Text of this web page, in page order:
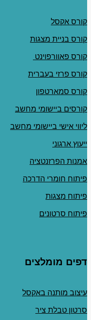
קורס אקסל
קורס בניית מצגות
קורס פאוורפוינט
קורס פרזי בעברית
קורס סמארטפון
קורסים ביישומי מחשב
ליווי אישי ביישומי מחשב
ייעוץ ארגוני
אמנות הפרזנטציה
פיתוח חומרי הדרכה
פיתוח מצגות
פיתוח סרטונים
דפים מומלצים
עיצוב מותנה באקסל
סרטון טבלת ציר